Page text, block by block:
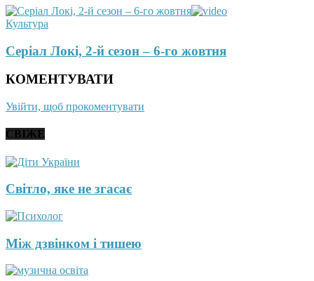
Культура
Серіал Локі, 2-й сезон – 6-го жовтня
КОМЕНТУВАТИ
Увійти, щоб прокоментувати
СВІЖЕ
Світло, яке не згасає
Між дзвінком і тишею